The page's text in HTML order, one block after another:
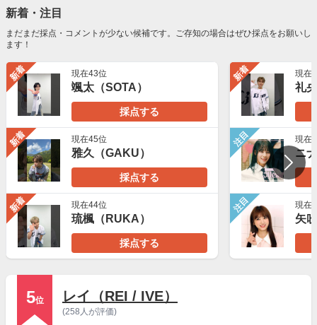
新着・注目
まだまだ採点・コメントが少ない候補です。ご存知の場合はぜひ採点をお願いし
ます！
新着 現在43位
颯太（SOTA）
採点する
新着 現在45位
雅久（GAKU）
採点する
新着 現在44位
琉楓（RUKA）
採点する
新着 現在
礼
注目 現在
ニ
注目 現在
矢
5位 レイ（REI / IVE）
(258人が評価)